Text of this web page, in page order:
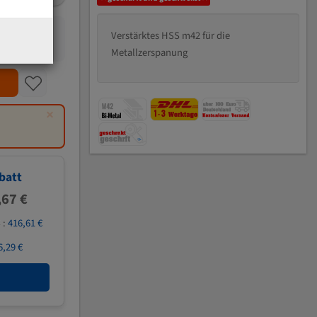
×
€
:416,61 €
€
Verstärktes HSS m42 für die
Metallzerspanung